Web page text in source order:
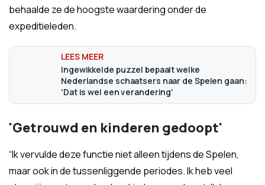
behaalde ze de hoogste waardering onder de
expeditieleden.
Ingewikkelde puzzel bepaalt welke
Nederlandse schaatsers naar de Spelen gaan:
'Dat is wel een verandering'
'Getrouwd en kinderen gedoopt'
“Ik vervulde deze functie niet alleen tijdens de Spelen,
maar ook in de tussenliggende periodes. Ik heb veel